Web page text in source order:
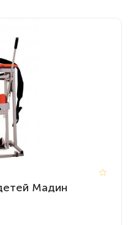
Мадин